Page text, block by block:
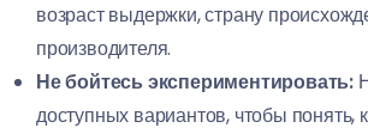
возраст выдержки, страну
производителя.
Не бойтесь экспериментировать:
доступных вариантов, чтобы понять,